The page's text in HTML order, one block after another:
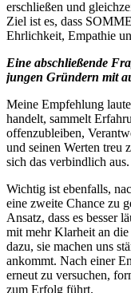
erschließen und
Ziel ist es, dass
Ehrlichkeit, Empathie
Eine abschließende
jungen Gründern mit
Meine Empfehlung
handelt, sammelt
offenzubleiben,
und seinen Werten treu
sich das verbindlich aus.
Wichtig ist ebenfalls,
eine zweite Chance zu
Ansatz, dass es besser
mit mehr Klarheit an
dazu, sie machen uns
ankommt. Nach einer
erneut zu versuchen,
zum Erfolg führt.